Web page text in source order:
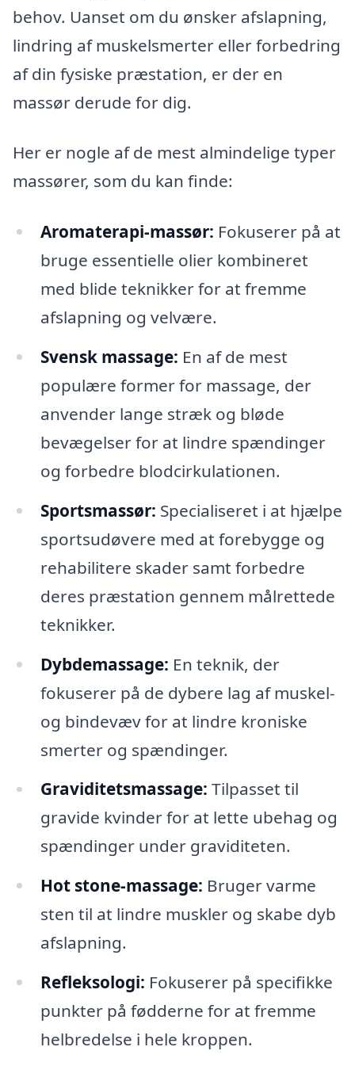
behov. Uanset om du ønsker afslapning,
lindring af muskelsmerter eller forbedring
af din fysiske præstation, er der en
massør derude for dig.
Her er nogle af de mest almindelige typer
massører, som du kan finde:
Aromaterapi-massør: Fokuserer på at
bruge essentielle olier kombineret
med blide teknikker for at fremme
afslapning og velvære.
Svensk massage: En af de mest
populære former for massage, der
anvender lange stræk og bløde
bevægelser for at lindre spændinger
og forbedre blodcirkulationen.
Sportsmassør: Specialiseret i at hjælpe
sportsudøvere med at forebygge og
rehabilitere skader samt forbedre
deres præstation gennem målrettede
teknikker.
Dybdemassage: En teknik, der
fokuserer på de dybere lag af muskel-
og bindevæv for at lindre kroniske
smerter og spændinger.
Graviditetsmassage: Tilpasset til
gravide kvinder for at lette ubehag og
spændinger under graviditeten.
Hot stone-massage: Bruger varme
sten til at lindre muskler og skabe dyb
afslapning.
Refleksologi: Fokuserer på specifikke
punkter på fødderne for at fremme
helbredelse i hele kroppen.